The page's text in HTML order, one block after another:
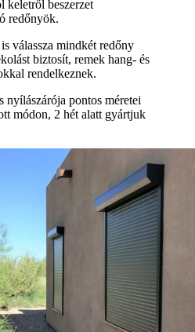
keletről beszerzet
redőnyök.
válassza mindkét redőny
biztosít, remek hang- és
rendelkeznek.
nyílászárója pontos méretei
módon, 2 hét alatt gyártjuk